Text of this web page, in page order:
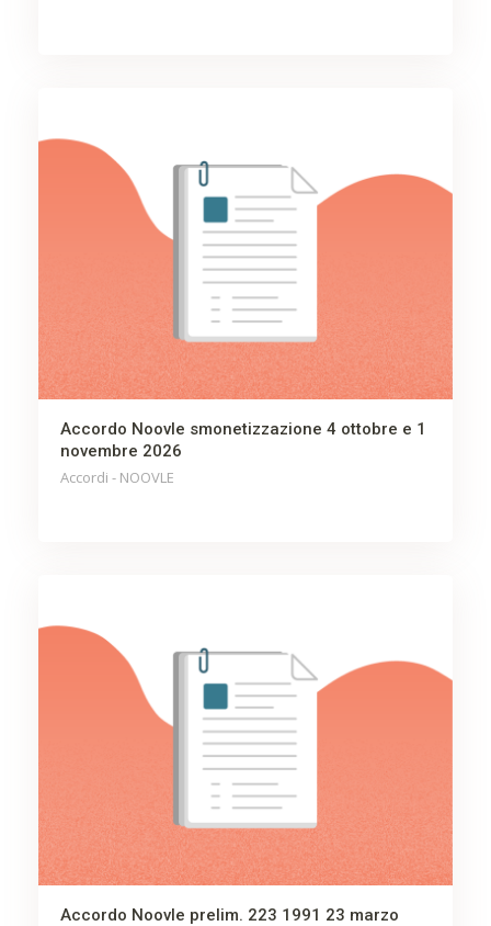
Accordo Noovle smonetizzazione 4 ottobre e 1
novembre 2026
Accordi - NOOVLE
Accordo Noovle prelim. 223 1991 23 marzo